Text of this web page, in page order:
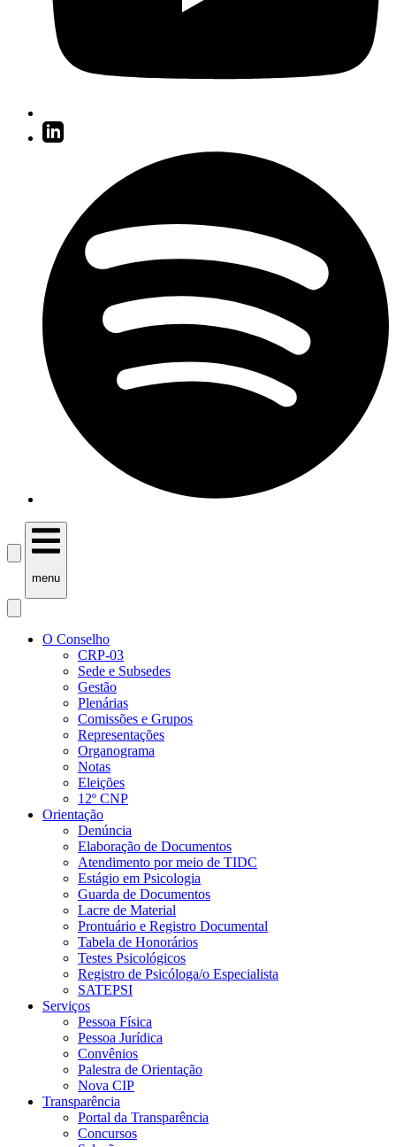
menu
O Conselho
CRP-03
Sede e Subsedes
Gestão
Plenárias
Comissões e Grupos
Representações
Organograma
Notas
Eleições
12º CNP
Orientação
Denúncia
Elaboração de Documentos
Atendimento por meio de TIDC
Estágio em Psicologia
Guarda de Documentos
Lacre de Material
Prontuário e Registro Documental
Tabela de Honorários
Testes Psicológicos
Registro de Psicóloga/o Especialista
SATEPSI
Serviços
Pessoa Física
Pessoa Jurídica
Convênios
Palestra de Orientação
Nova CIP
Transparência
Portal da Transparência
Concursos